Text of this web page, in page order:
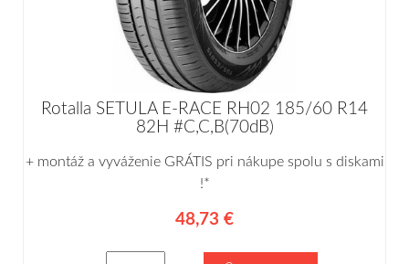
Rotalla SETULA E-RACE RH02 185/60 R14
82H #C,C,B(70dB)
+ montáž a vyváženie GRÁTIS pri nákupe spolu s diskami
!*
48,73 €